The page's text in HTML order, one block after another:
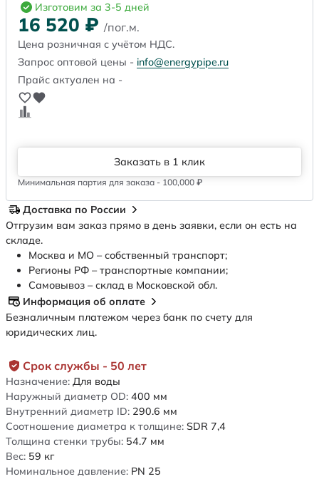
Срок службы - 50 лет
Назначение: Для воды
Наружный диаметр OD: 400 мм
Внутренний диаметр ID: 290.6 мм
Соотношение диаметра к толщине: SDR 7,4
Толщина стенки трубы: 54.7 мм
Вес: 59 кг
Номинальное давление: PN 25
Изготовим за 3-5 дней
16 520 ₽ /пог.м.
Цена розничная с учётом НДС.
Запрос оптовой цены - info@energypipe.ru
Прайс актуален на -
Заказать в 1 клик
Минимальная партия для заказа - 100,000 ₽
Доставка по России
Отгрузим вам заказ прямо в день заявки, если он есть на
складе.
Москва и МО – собственный транспорт;
Регионы РФ – транспортные компании;
Самовывоз – склад в Московской обл.
Информация об оплате
Безналичным платежом через банк по счету для
юридических лиц.